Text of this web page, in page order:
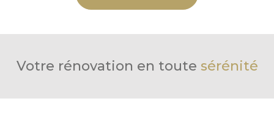
Votre rénovation en toute sérénité